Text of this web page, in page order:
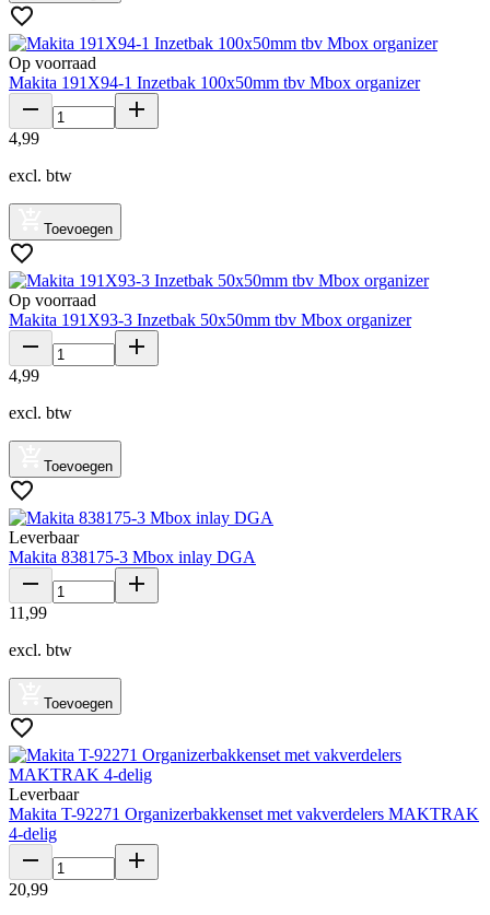
Op voorraad
Makita 191X94-1 Inzetbak 100x50mm tbv Mbox organizer
4,99
excl. btw
Toevoegen
Op voorraad
Makita 191X93-3 Inzetbak 50x50mm tbv Mbox organizer
4,99
excl. btw
Toevoegen
Leverbaar
Makita 838175-3 Mbox inlay DGA
11 ,99
excl. btw
Toevoegen
Leverbaar
Makita T-92271 Organizerbakkenset met vakverdelers MAKTRAK
4-delig
20,99